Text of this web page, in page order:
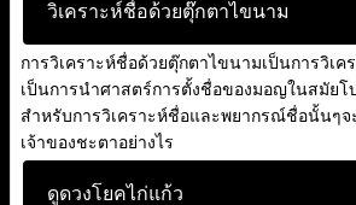
วิเคราะห์ชื่อด้วยตุ๊กตาไขนาม
การวิเคราะห์ชื่อด้วยตุ๊กตาไขนามเป็นการวิเค
เป็นการนำศาสตร์การตั้งชื่อของมอญในสมัย
สำหรับการวิเคราะห์ชื่อและพยากรณ์ชื่อนั้นๆ
เจ้าของชะตาอย่างไร
ดูดวงโยคไก่แก้ว